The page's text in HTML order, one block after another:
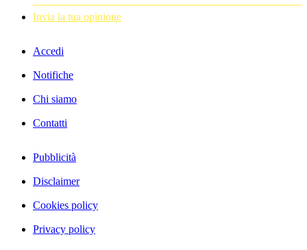
Invia la tua opinione
Accedi
Notifiche
Chi siamo
Contatti
Pubblicità
Disclaimer
Cookies policy
Privacy policy